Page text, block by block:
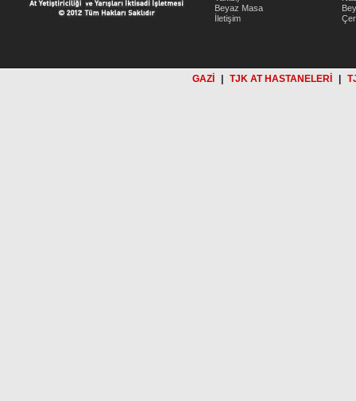
Beyaz Masa
İletişim
GAZİ TJK AT HASTANELERİ